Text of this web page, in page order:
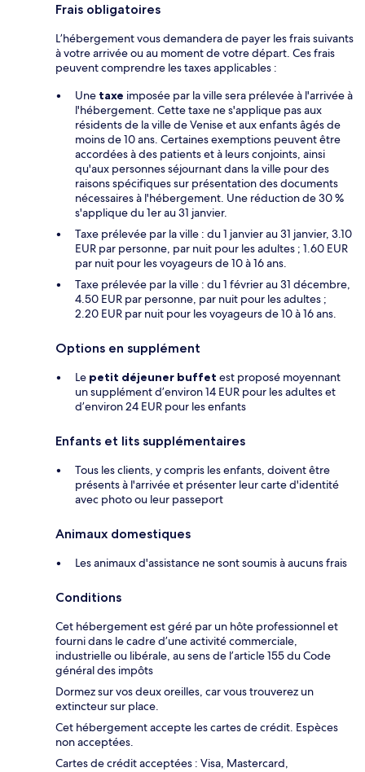
Frais obligatoires
L’hébergement vous demandera de payer les frais suivants
à votre arrivée ou au moment de votre départ. Ces frais
peuvent comprendre les taxes applicables :
Une taxe imposée par la ville sera prélevée à l'arrivée à
l'hébergement. Cette taxe ne s'applique pas aux
résidents de la ville de Venise et aux enfants âgés de
moins de 10 ans. Certaines exemptions peuvent être
accordées à des patients et à leurs conjoints, ainsi
qu'aux personnes séjournant dans la ville pour des
raisons spécifiques sur présentation des documents
nécessaires à l'hébergement. Une réduction de 30 %
s'applique du 1er au 31 janvier.
Taxe prélevée par la ville : du 1 janvier au 31 janvier, 3.10
EUR par personne, par nuit pour les adultes ; 1.60 EUR
par nuit pour les voyageurs de 10 à 16 ans.
Taxe prélevée par la ville : du 1 février au 31 décembre,
4.50 EUR par personne, par nuit pour les adultes ;
2.20 EUR par nuit pour les voyageurs de 10 à 16 ans.
Options en supplément
Le petit déjeuner buffet est proposé moyennant
un supplément d’environ 14 EUR pour les adultes et
d’environ 24 EUR pour les enfants
Enfants et lits supplémentaires
Tous les clients, y compris les enfants, doivent être
présents à l'arrivée et présenter leur carte d'identité
avec photo ou leur passeport
Animaux domestiques
Les animaux d'assistance ne sont soumis à aucuns frais
Conditions
Cet hébergement est géré par un hôte professionnel et
fourni dans le cadre d’une activité commerciale,
industrielle ou libérale, au sens de l’article 155 du Code
général des impôts
Dormez sur vos deux oreilles, car vous trouverez un
extincteur sur place.
Cet hébergement accepte les cartes de crédit. Espèces
non acceptées.
Cartes de crédit acceptées : Visa, Mastercard,